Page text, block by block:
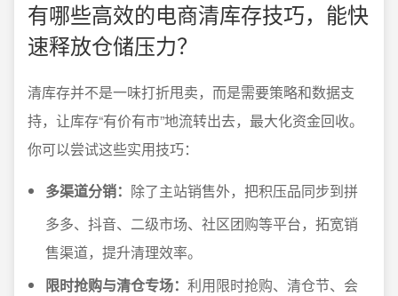
有哪些高效的电商清库存技巧，能快
速释放仓储压力？
清库存并不是一味打折甩卖，而是需要策略和数据支
持，让库存“有价有市”地流转出去，最大化资金回收。
你可以尝试这些实用技巧：
多渠道分销： 除了主站销售外，把积压品同步到拼
多多、抖音、二级市场、社区团购等平台，拓宽销
售渠道，提升清理效率。
限时抢购与清仓专场： 利用限时抢购、清仓节、会